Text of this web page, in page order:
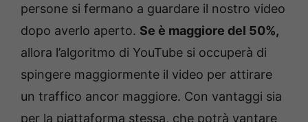
persone si fermano a guardare il nostro video
dopo averlo aperto. Se è maggiore del 50%,
allora l’algoritmo di YouTube si occuperà di
spingere maggiormente il video per attirare
un traffico ancor maggiore. Con vantaggi sia
per la piattaforma stessa, che potrà vantare